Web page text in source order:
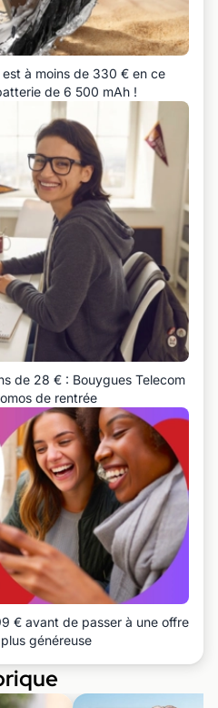
est à moins de 330 € en ce
de 6 500 mAh !
de 28 € : Bouygues Telecom
de rentrée
€ avant de passer à une offre
généreuse